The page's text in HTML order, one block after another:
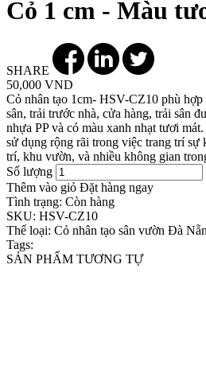
Cỏ 1 cm - Màu
SHARE
50,000 VND
Cỏ nhân tạo 1cm- HSV-CZ10 phù
sân, trải trước nhà, cửa hàng, trải sân
nhựa PP và có màu xanh nhạt tươi
sử dụng rộng rãi trong việc trang trí sự
trí, khu vườn, và nhiều không gian
Số lượng
Thêm vào giỏ Đặt hàng ngay
Tình trạng: Còn hàng
SKU: HSV-CZ10
Thể loại: Cỏ nhân tạo sân vườn Đà
Tags:
SẢN PHẨM TƯƠNG TỰ